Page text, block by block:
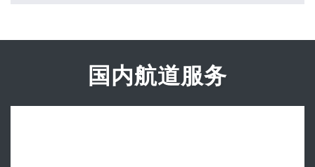
国内航道服务